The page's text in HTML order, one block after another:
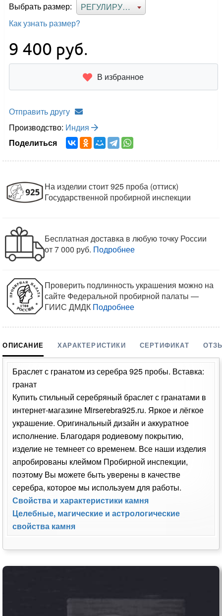
Выбрать размер:
РЕГУЛИРУЕМЫЙ
Как узнать размер?
9 400 руб.
В избранное
Отправить другу
Производство: Индия
Поделиться
На изделии стоит 925 проба (оттиск)
Государственной пробирной инспекции
Бесплатная доставка в любую точку России
от 7 000 руб. Подробнее
Проверить подлинность украшения можно на
сайте Федеральной пробирной палаты —
ГИИС ДМДК Подробнее
ОПИСАНИЕ ХАРАКТЕРИСТИКИ СЕРТИФИКАТ
Браслет с гранатом из серебра 925 пробы. Вставка:
гранат
Купить стильный серебряный браслет с гранатами в
интернет-магазине Mirserebra925.ru. Яркое и лёгкое
украшение. Оригинальный дизайн и аккуратное
исполнение. Благодаря родиевому покрытию,
изделие не темнеет со временем. Все наши изделия
апробированы клеймом Пробирной инспекции,
поэтому Вы можете быть уверены в качестве
серебра, которое мы используем для работы.
Свойства и характеристики камня
Целебные, магические и астрологические
свойства камня